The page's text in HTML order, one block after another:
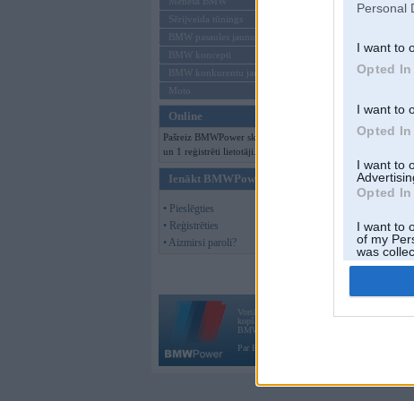
Personal
I want to
Opted In
I want to
Opted In
I want to
Opted In
I want to
of my
was
Opted
Sērijveida tūnings
BMW pasaules jaunumi
BMW koncepti
BMW konkurentu jaunumi
Moto
Online
Pašreiz BMWPower skatās 96 viesi
un 1 reģistrēti lietotāji.
Ienākt BMWPower
• Pieslēgties
• Reģistrēties
• Aizmirsi paroli?
Vortāls BMWPower.lv darbojas
kopš 2002. gada 14. maija. Tas nav auto klubs
BMW AG.
Par BMWPower